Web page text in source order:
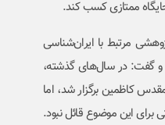
ممتازی کسب کند.
مرتبط با ایران‌شناسی
و گفت: در سال‌های گذشته،
کاظمین برگزار شد، اما
برای این موضوع قائل نبود.